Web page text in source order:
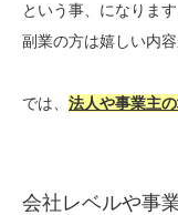
という事、になります
副業の方は嬉しい内
では、 法人や事業主
会社レベルや事